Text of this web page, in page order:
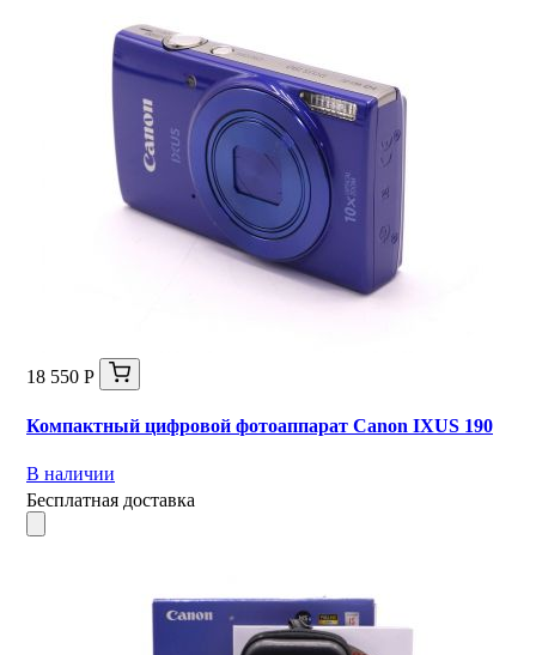
18 550 Р
Компактный цифровой фотоаппарат Canon IXUS 190
В наличии
Бесплатная доставка